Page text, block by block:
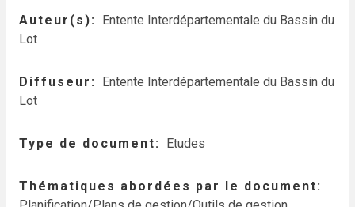
Auteur(s)
Entente Interdépartementale du Bassin du
Lot
Diffuseur
Entente Interdépartementale du Bassin du
Lot
Type de document Etudes
Thématiques abordées par le document